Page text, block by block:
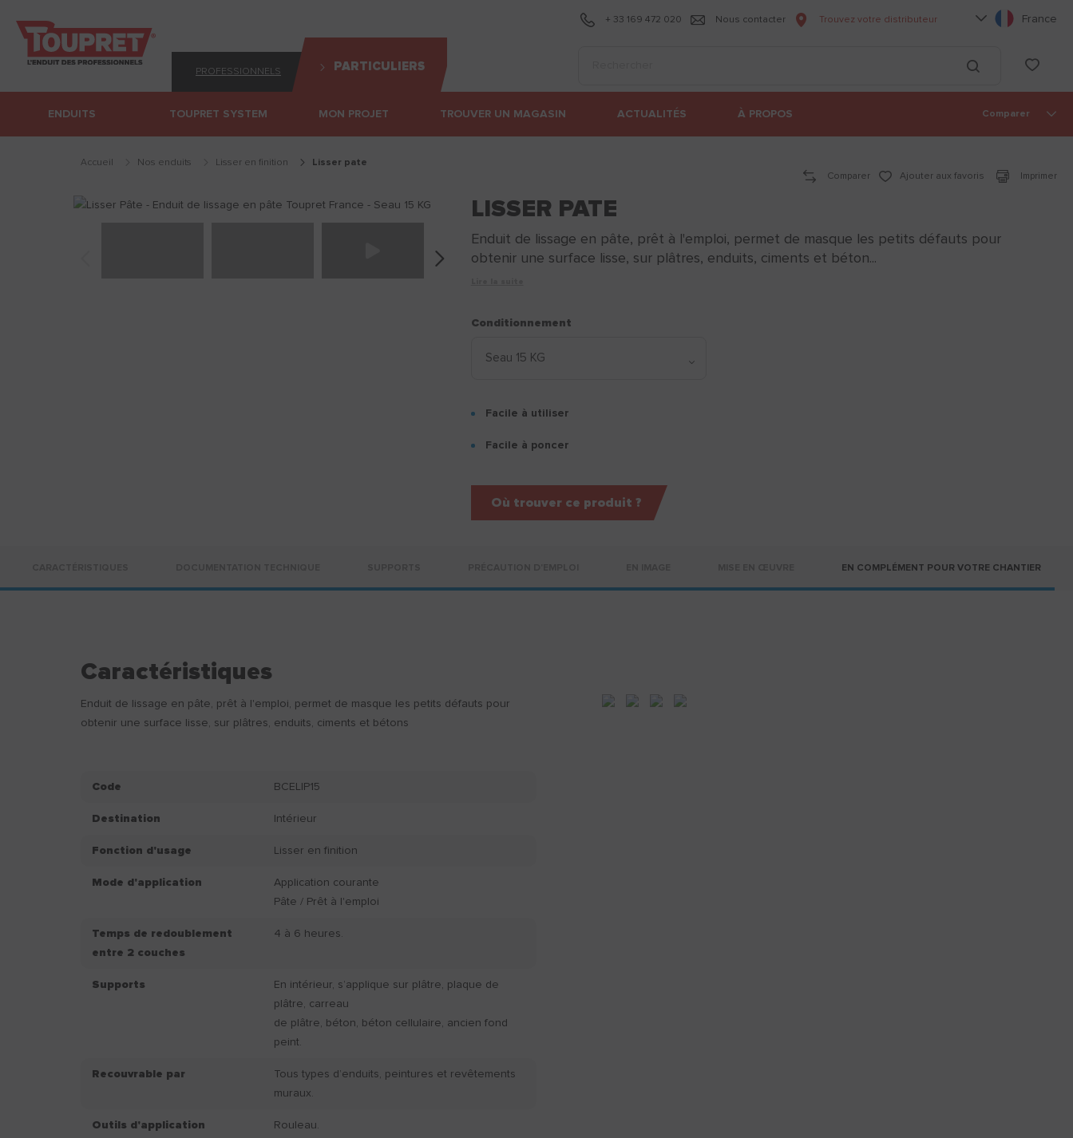
PROFESSIONNELS PARTICULIERS
+ 33 169 472 020 Nous contacter Trouvez votre distributeur Choisissez votre
France
Lancer la
ENDUITS TOUPRET SYSTEM MON PROJET TROUVER UN MAGASIN ACTUALITÉS À PROPOS Comparer
Accueil Nos enduits lisser en finition
lisser pate
Comparer
Ajouter aux favoris Imprimer
LISSER PATE
Enduit de lissage en pâte, prêt à l'emploi, permet de masque les petits défauts pour
obtenir une surface lisse, sur plâtres, enduits, ciments et béton...
Conditionnement
Facile à utiliser
Facile à poncer
Où trouver ce produit ?
EN COMPLÉMENT POUR VOTRE CHANTIER
Caractéristiques
Enduit de lissage en pâte, prêt à l'emploi, permet de masque les petits défauts pour
obtenir une surface lisse, sur plâtres, enduits, ciments et bétons
Code BCELIP15
Destination Intérieur
Fonction d'usage Lisser en finition
Mode d'application
Application courante
Pâte / Prêt à l'emploi
Temps de redoublement
entre 2 couches
4 à 6 heures.
Supports
En intérieur, s’applique sur plâtre, plaque de
plâtre, carreau
de plâtre, béton, béton cellulaire, ancien fond
peint.
Recouvrable par
Tous types d’enduits, peintures et revêtements
muraux.
Outils d'application
Rouleau.